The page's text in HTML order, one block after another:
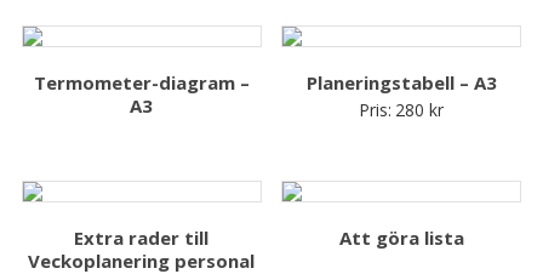
Termometer-diagram –
A3
Planeringstabell – A3
Pris: 280kr
Extra rader till
Veckoplanering personal
Att göra lista